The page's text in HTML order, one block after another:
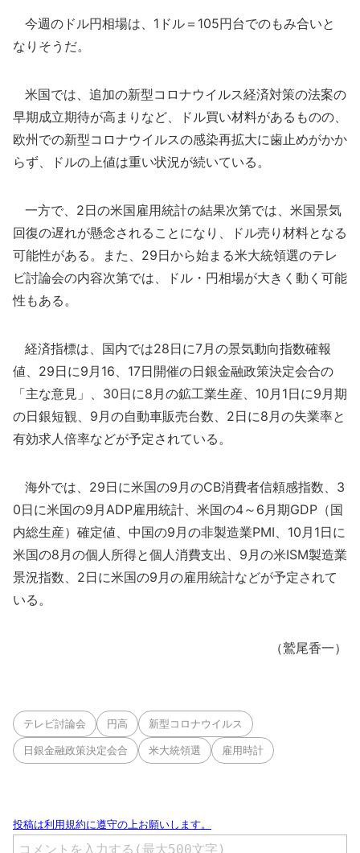
今週のドル円相場は、1ドル＝105円台でのもみ合いと
なりそうだ。
米国では、追加の新型コロナウイルス経済対策の法案の
早期成立期待が高まりなど、ドル買い材料があるものの、
欧州での新型コロナウイルスの感染再拡大に歯止めがかか
らず、ドルの上値は重い状況が続いている。
一方で、2日の米国雇用統計の結果次第では、米国景気
回復の遅れが懸念されることになり、ドル売り材料となる
可能性がある。また、29日から始まる米大統領選のテレ
ビ討論会の内容次第では、ドル・円相場が大きく動く可能
性もある。
経済指標は、国内では28日に7月の景気動向指数確報
値、29日に9月16、17日開催の日銀金融政策決定会合の
「主な意見」、30日に8月の鉱工業生産、10月1日に9月期
の日銀短観、9月の自動車販売台数、2日に8月の失業率と
有効求人倍率などが予定されている。
海外では、29日に米国の9月のCB消費者信頼感指数、3
0日に米国の9月ADP雇用統計、米国の4～6月期GDP（国
内総生産）確定値、中国の9月の非製造業PMI、10月1日に
米国の8月の個人所得と個人消費支出、9月の米ISM製造業
景況指数、2日に米国の9月の雇用統計などが予定されて
いる。
（鷲尾香一）
テレビ討論会 円高 新型コロナウイルス
日銀金融政策決定会合 米大統領選 雇用時計